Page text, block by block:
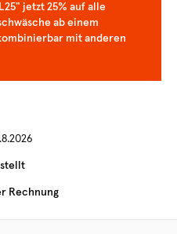
jetzt 25% auf alle
ab einem
mit anderen
Rechnung